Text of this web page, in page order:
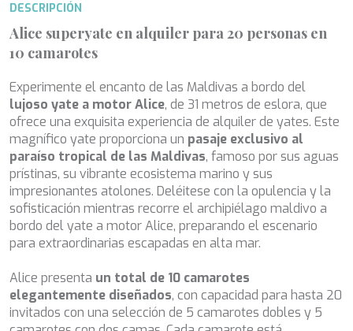
DESCRIPCIÓN
Alice superyate en alquiler para 20 personas en
10 camarotes
Experimente el encanto de las Maldivas a bordo del
lujoso yate a motor Alice, de 31 metros de eslora, que
ofrece una exquisita experiencia de alquiler de yates. Este
magnífico yate proporciona un pasaje exclusivo al
paraíso tropical de las Maldivas, famoso por sus aguas
prístinas, su vibrante ecosistema marino y sus
impresionantes atolones. Deléitese con la opulencia y la
sofisticación mientras recorre el archipiélago maldivo a
bordo del yate a motor Alice, preparando el escenario
para extraordinarias escapadas en alta mar.
Alice presenta un total de 10 camarotes
elegantemente diseñados, con capacidad para hasta 20
invitados con una selección de 5 camarotes dobles y 5
ARGO
ARION
ARION
ASLEC 4
B.A.13
BABY I
BACCARAT
BAGHEERA
BARACUDA VALLETTA
BARRACUDA III
BELLEZA
BELUGA
BENITA BLUE
BEST OFF
BEYOND
BLACK LION
BLACK PEARL
BLACK PEARL II
BLEU DE NIMES
Modificar cookies
Técnicas y funcionales Siempre activas
Este sitio web utiliza Cookies propias para recopilar
información con la finalidad de mejorar nuestros servicios.
Si continua navegando, supone la aceptación de la
instalación de las mismas. El usuario tiene la posibilidad
de configurar su navegador pudiendo, si así lo desea,
impedir que sean instaladas en su disco duro, aunque
dificultades de navegación de la página web.
Analíticas y personalización